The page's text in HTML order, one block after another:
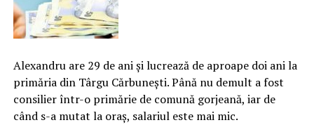
Alexandru are 29 de ani şi lucrează de aproape doi ani la
primăria din Târgu Cărbuneşti. Până nu demult a fost
consilier într-o primărie de comună gorjeană, iar de
când s-a mutat la oraş, salariul este mai mic.